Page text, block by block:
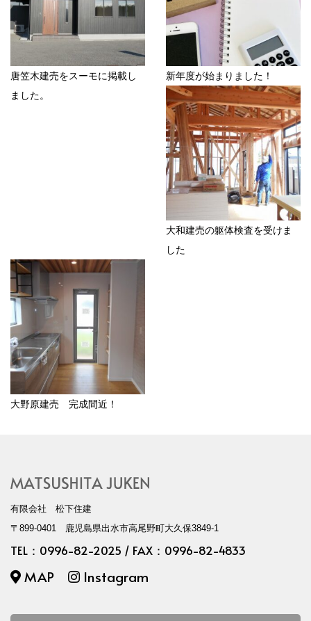
唐笠木建売をスーモに掲載し
ました。
新年度が始まりました！
大和建売の躯体検査を受けま
した
大野原建売 完成間近！
有限会社 松下住建
〒899-0401 鹿児島県出水市高尾野町大久保3849-1
TEL： 0996-82-2025 / FAX：0996-82-4833
MAP Instagram